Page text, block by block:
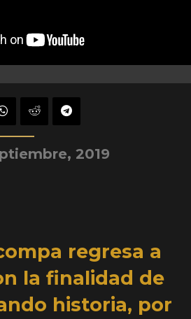
2019
regresa a
la finalidad de
historia, por